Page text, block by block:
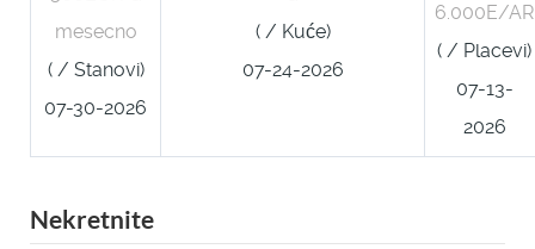
mesecno
( / Stanovi)
07-30-2026
( / Kuće)
07-24-2026
6.000E/AR
( / Placevi)
07-13-
2026
Nekretnite